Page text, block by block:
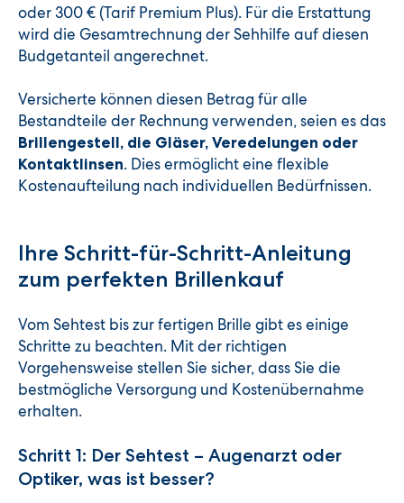
oder 300 € (Tarif Premium Plus). Für die Erstattung
wird die Gesamtrechnung der Sehhilfe auf diesen
Budgetanteil angerechnet.
Versicherte können diesen Betrag für alle
Bestandteile der Rechnung verwenden, seien es das
Brillengestell, die Gläser, Veredelungen oder
Kontaktlinsen. Dies ermöglicht eine flexible
Kostenaufteilung nach individuellen Bedürfnissen.
Ihre Schritt-für-Schritt-Anleitung
zum perfekten Brillenkauf
Vom Sehtest bis zur fertigen Brille gibt es einige
Schritte zu beachten. Mit der richtigen
Vorgehensweise stellen Sie sicher, dass Sie die
bestmögliche Versorgung und Kostenübernahme
erhalten.
Schritt 1: Der Sehtest – Augenarzt oder
Optiker, was ist besser?